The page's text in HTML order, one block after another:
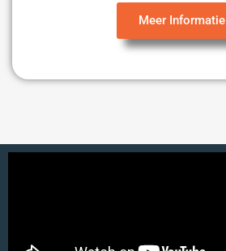
Meer Informatie